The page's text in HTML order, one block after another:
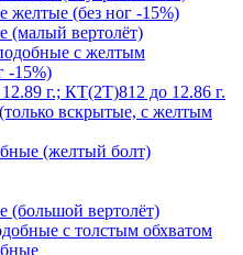
(без ног -15%)
(малый вертолёт)
с желтым
-15%)
г.; КТ(2Т)812 до 12.86 г.
вскрытые, с желтым
(желтый болт)
(большой вертолёт)
с толстым обхватом